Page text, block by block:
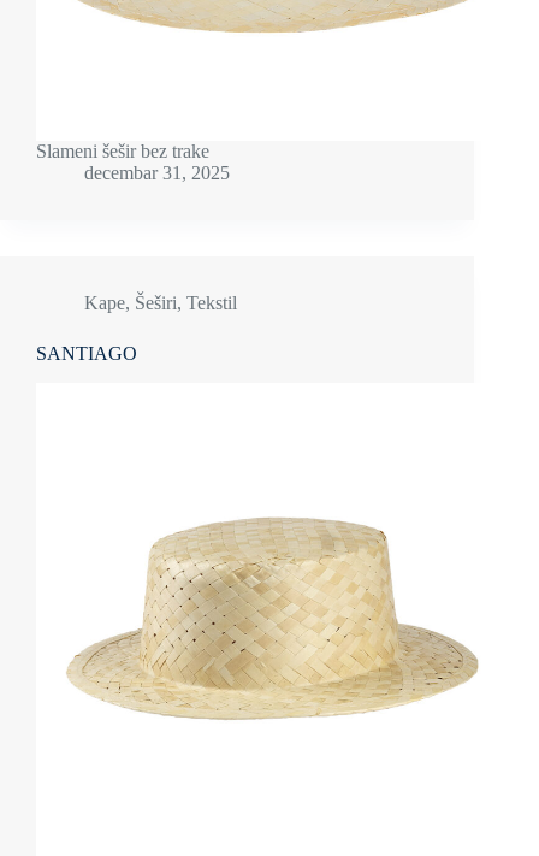
Slameni šešir bez trake
decembar 31, 2025
Kape, Šeširi, Tekstil
SANTIAGO